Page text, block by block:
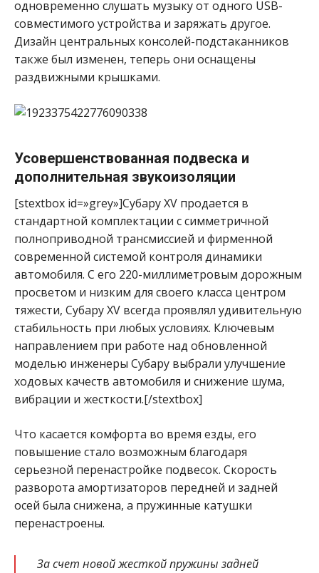
одновременно слушать музыку от одного USB-
совместимого устройства и заряжать другое.
Дизайн центральных консолей-подстаканников
также был изменен, теперь они оснащены
раздвижными крышками.
Усовершенствованная подвеска и
дополнительная звукоизоляции
[stextbox id=»grey»]Субару XV продается в
стандартной комплектации с симметричной
полноприводной трансмиссией и фирменной
современной системой контроля динамики
автомобиля. С его 220-миллиметровым дорожным
просветом и низким для своего класса центром
тяжести, Субару ХV всегда проявлял удивительную
стабильность при любых условиях. Ключевым
направлением при работе над обновленной
моделью инженеры Субару выбрали улучшение
ходовых качеств автомобиля и снижение шума,
вибрации и жесткости.[/stextbox]
Что касается комфорта во время езды, его
повышение стало возможным благодаря
серьезной перенастройке подвесок. Скорость
разворота амортизаторов передней и задней
осей была снижена, а пружинные катушки
перенастроены.
За счет новой жесткой пружины задней